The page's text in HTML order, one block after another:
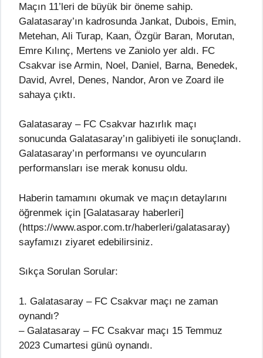
Maçın 11’leri de büyük bir öneme sahip.
Galatasaray’ın kadrosunda Jankat, Dubois, Emin,
Metehan, Ali Turap, Kaan, Özgür Baran, Morutan,
Emre Kılınç, Mertens ve Zaniolo yer aldı. FC
Csakvar ise Armin, Noel, Daniel, Barna, Benedek,
David, Avrel, Denes, Nandor, Aron ve Zoard ile
sahaya çıktı.
Galatasaray – FC Csakvar hazırlık maçı
sonucunda Galatasaray’ın galibiyeti ile sonuçlandı.
Galatasaray’ın performansı ve oyuncuların
performansları ise merak konusu oldu.
Haberin tamamını okumak ve maçın detaylarını
öğrenmek için [Galatasaray haberleri]
(https://www.aspor.com.tr/haberleri/galatasaray)
sayfamızı ziyaret edebilirsiniz.
Sıkça Sorulan Sorular:
1. Galatasaray – FC Csakvar maçı ne zaman
oynandı?
– Galatasaray – FC Csakvar maçı 15 Temmuz
2023 Cumartesi günü oynandı.